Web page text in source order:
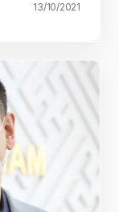
13/10/2021